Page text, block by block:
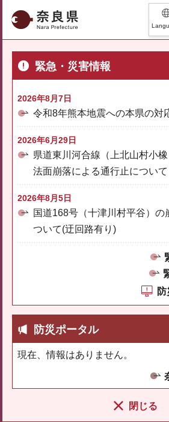
奈良県
緊急・災害情報
2026年8月7日
令和8年熊本地震への本県の対
2026年6月29日
県道東川河合線（上北山村小
法面崩落による通行止について
2026年8月5日
国道168号（十津川村平谷）の
ついて(迂回路有り)
防災ポータル
現在、情報はありません。
閉じる